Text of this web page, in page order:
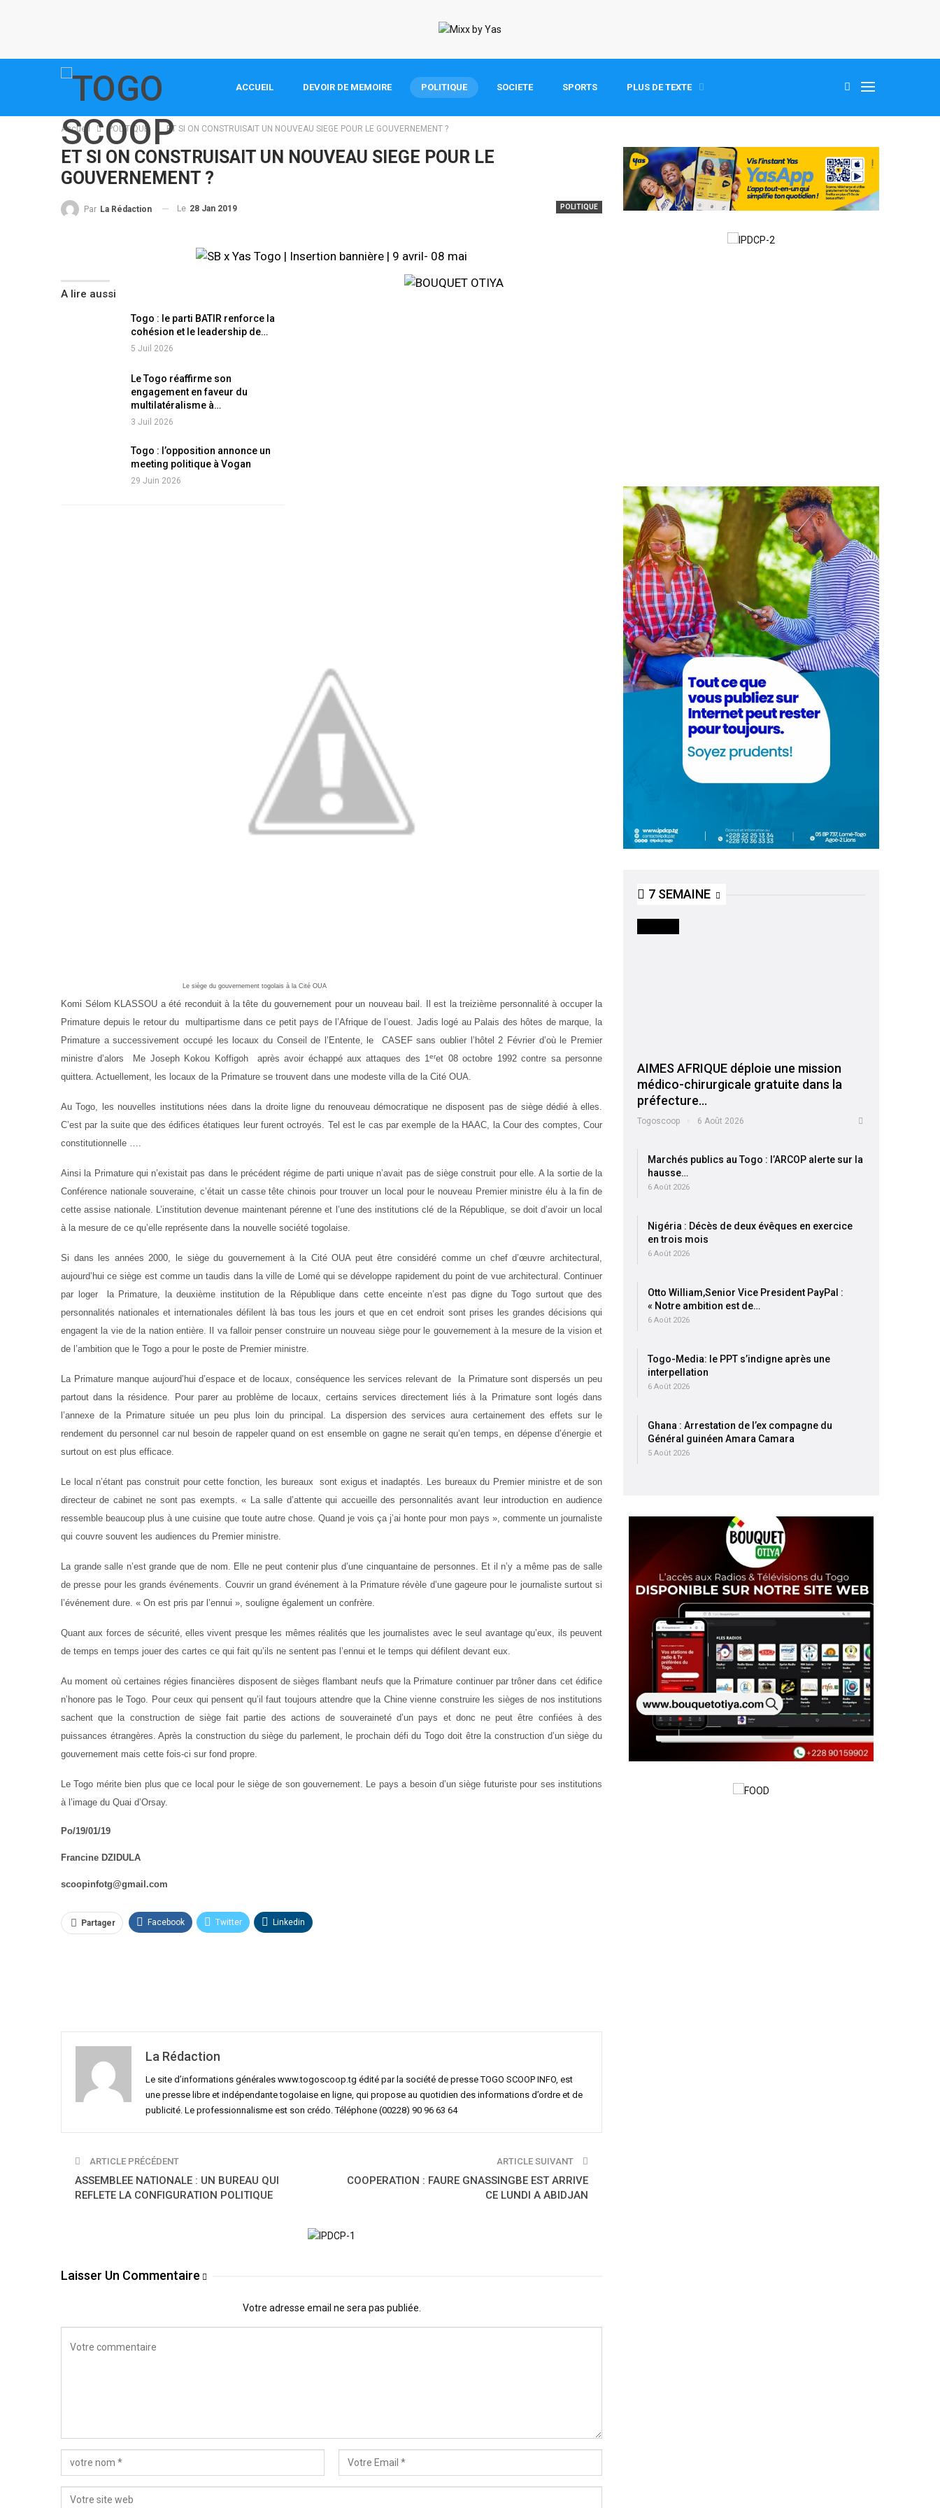
ACCUEIL DEVOIR DE MEMOIRE POLITIQUE SOCIETE SPORTS PLUS DE TEXTE
Accueil POLITIQUE ET SI ON CONSTRUISAIT UN NOUVEAU SIEGE POUR LE GOUVERNEMENT ?
ET SI ON CONSTRUISAIT UN NOUVEAU SIEGE POUR LE
GOUVERNEMENT ?
POLITIQUE
Par La Rédaction Le 28 Jan 2019
A lire aussi
Togo : le parti BATIR renforce la
cohésion et le leadership de…
5 Juil 2026
Le Togo réaffirme son
engagement en faveur du
multilatéralisme à…
3 Juil 2026
Togo : l’opposition annonce un
meeting politique à Vogan
29 Juin 2026
Le siège du gouvernement togolais à la Cité OUA
Komi Sélom KLASSOU a été reconduit à la tête du gouvernement pour un nouveau bail. Il est la treizième personnalité à occuper la
Primature depuis le retour du multipartisme dans ce petit pays de l’Afrique de l’ouest. Jadis logé au Palais des hôtes de marque, la
Primature a successivement occupé les locaux du Conseil de l’Entente, le CASEF sans oublier l’hôtel 2 Février d’où le Premier
ministre d’alors Me Joseph Kokou Koffigoh après avoir échappé aux attaques des 1eret 08 octobre 1992 contre sa personne
quittera. Actuellement, les locaux de la Primature se trouvent dans une modeste villa de la Cité OUA.
Au Togo, les nouvelles institutions nées dans la droite ligne du renouveau démocratique ne disposent pas de siège dédié à elles.
C’est par la suite que des édifices étatiques leur furent octroyés. Tel est le cas par exemple de la HAAC, la Cour des comptes, Cour
constitutionnelle ….
Ainsi la Primature qui n’existait pas dans le précédent régime de parti unique n’avait pas de siège construit pour elle. A la sortie de la
Conférence nationale souveraine, c’était un casse tête chinois pour trouver un local pour le nouveau Premier ministre élu à la fin de
cette assise nationale. L’institution devenue maintenant pérenne et l’une des institutions clé de la République, se doit d’avoir un local
à la mesure de ce qu’elle représente dans la nouvelle société togolaise.
Si dans les années 2000, le siège du gouvernement à la Cité OUA peut être considéré comme un chef d’œuvre architectural,
aujourd’hui ce siège est comme un taudis dans la ville de Lomé qui se développe rapidement du point de vue architectural. Continuer
par loger la Primature, la deuxième institution de la République dans cette enceinte n’est pas digne du Togo surtout que des
personnalités nationales et internationales défilent là bas tous les jours et que en cet endroit sont prises les grandes décisions qui
engagent la vie de la nation entière. Il va falloir penser construire un nouveau siège pour le gouvernement à la mesure de la vision et
de l’ambition que le Togo a pour le poste de Premier ministre.
La Primature manque aujourd’hui d’espace et de locaux, conséquence les services relevant de la Primature sont dispersés un peu
partout dans la résidence. Pour parer au problème de locaux, certains services directement liés à la Primature sont logés dans
l’annexe de la Primature située un peu plus loin du principal. La dispersion des services aura certainement des effets sur le
rendement du personnel car nul besoin de rappeler quand on est ensemble on gagne ne serait qu’en temps, en dépense d’énergie et
surtout on est plus efficace.
Le local n’étant pas construit pour cette fonction, les bureaux sont exigus et inadaptés. Les bureaux du Premier ministre et de son
directeur de cabinet ne sont pas exempts. « La salle d’attente qui accueille des personnalités avant leur introduction en audience
ressemble beaucoup plus à une cuisine que toute autre chose. Quand je vois ça j’ai honte pour mon pays », commente un journaliste
qui couvre souvent les audiences du Premier ministre.
La grande salle n’est grande que de nom. Elle ne peut contenir plus d’une cinquantaine de personnes. Et il n’y a même pas de salle
de presse pour les grands événements. Couvrir un grand événement à la Primature révèle d’une gageure pour le journaliste surtout si
l’événement dure. « On est pris par l’ennui », souligne également un confrère.
Quant aux forces de sécurité, elles vivent presque les mêmes réalités que les journalistes avec le seul avantage qu’eux, ils peuvent
de temps en temps jouer des cartes ce qui fait qu’ils ne sentent pas l’ennui et le temps qui défilent devant eux.
Au moment où certaines régies financières disposent de sièges flambant neufs que la Primature continuer par trôner dans cet édifice
n’honore pas le Togo. Pour ceux qui pensent qu’il faut toujours attendre que la Chine vienne construire les sièges de nos institutions
sachent que la construction de siège fait partie des actions de souveraineté d’un pays et donc ne peut être confiées à des
puissances étrangères. Après la construction du siège du parlement, le prochain défi du Togo doit être la construction d’un siège du
gouvernement mais cette fois-ci sur fond propre.
Le Togo mérite bien plus que ce local pour le siège de son gouvernement. Le pays a besoin d’un siège futuriste pour ses institutions
à l’image du Quai d’Orsay.
Po/19/01/19
Francine DZIDULA
scoopinfotg@gmail.com
Partager Facebook Twitter Linkedin
La Rédaction
Le site d’informations générales www.togoscoop.tg édité par la société de presse TOGO SCOOP INFO, est
une presse libre et indépendante togolaise en ligne, qui propose au quotidien des informations d’ordre et de
publicité. Le professionnalisme est son crédo. Téléphone (00228) 90 96 63 64
ARTICLE PRÉCÉDENT
ASSEMBLEE NATIONALE : UN BUREAU QUI
REFLETE LA CONFIGURATION POLITIQUE
ARTICLE SUIVANT
COOPERATION : FAURE GNASSINGBE EST ARRIVE
CE LUNDI A ABIDJAN
Laisser Un Commentaire
Votre adresse email ne sera pas publiée.
7 SEMAINE
AIMES AFRIQUE déploie une mission
médico-chirurgicale gratuite dans la
préfecture…
Togoscoop 6 Août 2026
Marchés publics au Togo : l’ARCOP alerte sur la
hausse…
6 Août 2026
Nigéria : Décès de deux évêques en exercice
en trois mois
6 Août 2026
Otto William,Senior Vice President PayPal :
« Notre ambition est de…
6 Août 2026
Togo-Media: le PPT s’indigne après une
interpellation
6 Août 2026
Ghana : Arrestation de l’ex compagne du
Général guinéen Amara Camara
5 Août 2026